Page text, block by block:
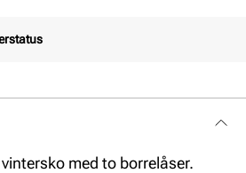
med to borrelåser.